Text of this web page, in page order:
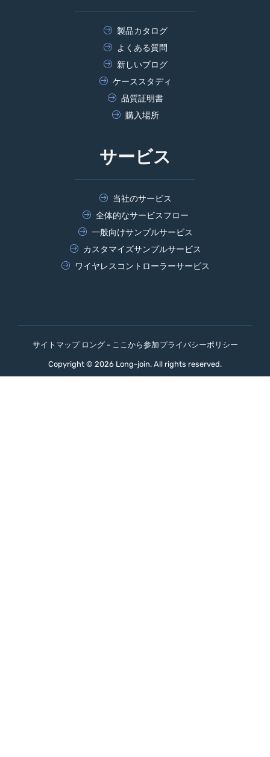
製品カタログ
よくある質問
新しいブログ
ケーススタディ
品質証明書
購入場所
サービス
当社のサービス
全体的なサービスフロー
一般向けサンプルサービス
カスタマイズサンプルサービス
ワイヤレスコントローラーサービス
サイトマップ ロング - ここから参加プライバシーポリシー
Copyright © 2026 Long-join. All rights reserved.